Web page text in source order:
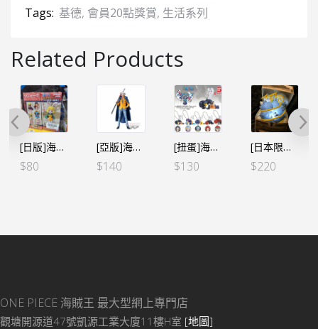
Tags: 基德, 會員20點獎賞, 生活系列
Related Products
[日版]海賊王WCF -和之國鬼島篇- VOL.3 加洛特
$80
[亞版]海賊王DXF～THE GRANDLINE MEN～和之國 vol.19 特拉法爾嘉·D·沃特爾·羅
$140
[扭蛋]海賊王 消極鬼魂吊飾 VOL.3 全5個SET（行）
$130
[日本限定] 海賊王 惡魔果實 房間小夜燈 – 基德 磁磁果實
$220
ONE PIECE 海賊王 最大型網上專門店
觀塘開源道47號凱源工業大廈11樓H室 [地圖]